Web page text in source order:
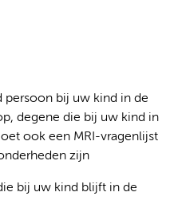
persoon bij uw kind in de
degene die bij uw kind in
ook een MRI-vragenlijst
zijn
bij uw kind blijft in de